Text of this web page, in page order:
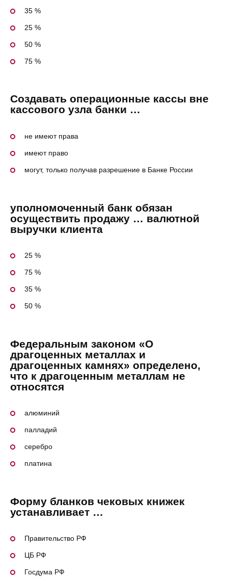
35 %
25 %
50 %
75 %
Создавать операционные кассы вне
кассового узла банки …
не имеют права
имеют право
могут, только получав разрешение в Банке России
уполномоченный банк обязан
осуществить продажу … валютной
выручки клиента
25 %
75 %
35 %
50 %
Федеральным законом «О
драгоценных металлах и
драгоценных камнях» определено,
что к драгоценным металлам не
относятся
алюминий
палладий
серебро
платина
Форму бланков чековых книжек
устанавливает …
Правительство РФ
ЦБ РФ
Госдума РФ